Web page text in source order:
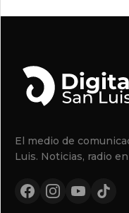
El medio de
Luis. Noticias, radio